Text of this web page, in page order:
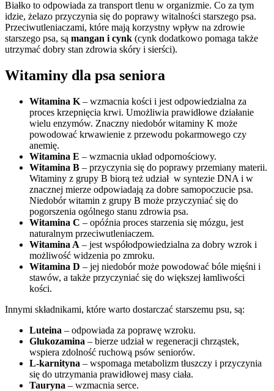
Białko to odpowiada za transport tlenu w organizmie. Co za tym
idzie, żelazo przyczynia się do poprawy witalności starszego psa.
Przeciwutleniaczami, które mają korzystny wpływ na zdrowie
starszego psa, są mangan i cynk (cynk dodatkowo pomaga także
utrzymać dobry stan zdrowia skóry i sierści).
Witaminy dla psa seniora
Witamina K – wzmacnia kości i jest odpowiedzialna za
proces krzepnięcia krwi. Umożliwia prawidłowe działanie
wielu enzymów. Znaczny niedobór witaminy K może
powodować krwawienie z przewodu pokarmowego czy
anemię.
Witamina E – wzmacnia układ odpornościowy.
Witamina B – przyczynia się do poprawy przemiany materii.
Witaminy z grupy B biorą też udział w syntezie DNA i w
znacznej mierze odpowiadają za dobre samopoczucie psa.
Niedobór witamin z grupy B może przyczyniać się do
pogorszenia ogólnego stanu zdrowia psa.
Witamina C – opóźnia proces starzenia się mózgu, jest
naturalnym przeciwutleniaczem.
Witamina A – jest współodpowiedzialna za dobry wzrok i
możliwość widzenia po zmroku.
Witamina D – jej niedobór może powodować bóle mięśni i
stawów, a także przyczyniać się do większej łamliwości
kości.
Innymi składnikami, które warto dostarczać starszemu psu, są:
Luteina – odpowiada za poprawę wzroku.
Glukozamina – bierze udział w regeneracji chrząstek,
wspiera zdolność ruchową psów seniorów.
L-karnityna – wspomaga metabolizm tłuszczy i przyczynia
się do utrzymania prawidłowej masy ciała.
Tauryna – wzmacnia serce.